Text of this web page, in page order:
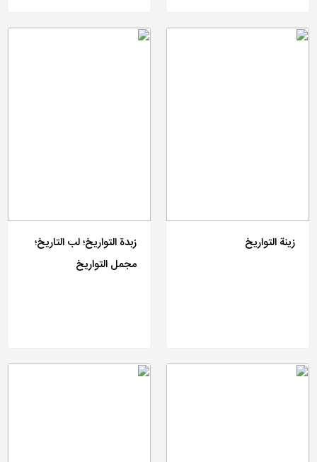
زینة التواریخ
زبدة التواریخ؛ لب التاریخ؛
مجمل التواریخ